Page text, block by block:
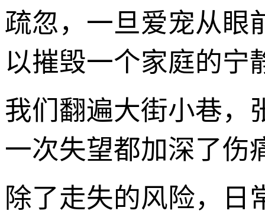
疏忽，一旦爱宠从眼
以摧毁一个家庭的宁
我们翻遍大街小巷，
一次失望都加深了伤
除了走失的风险，日